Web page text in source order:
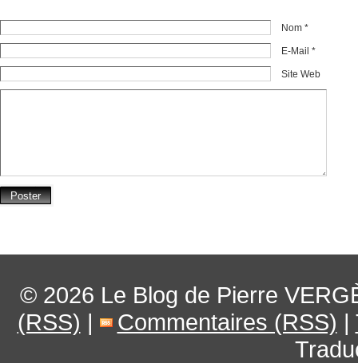
Nom *
E-Mail *
Site Web
© 2026 Le Blog de Pierre
(RSS) | Commentaires (RSS) |